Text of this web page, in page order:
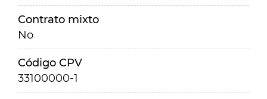
Contrato mixto
No
Código CPV
33100000-1